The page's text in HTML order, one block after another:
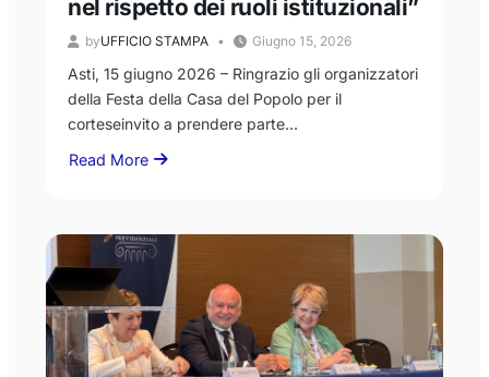
nel rispetto dei ruoli istituzionali”
byUFFICIO STAMPA Giugno 15, 2026
Asti, 15 giugno 2026 – Ringrazio gli organizzatori
della Festa della Casa del Popolo per il
corteseinvito a prendere parte…
Read More
about
Livio
risponde
all’invito
della
Casa